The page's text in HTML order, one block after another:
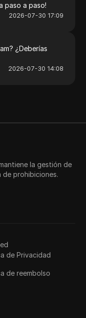
paso a paso!
2026-07-30 17:09
¿Deberías
2026-07-30 14:08
la gestión de
de prohibiciones.
de Privacidad
de reembolso